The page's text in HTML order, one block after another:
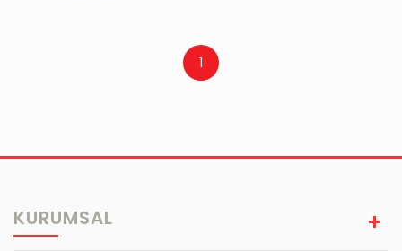
1
KURUMSAL